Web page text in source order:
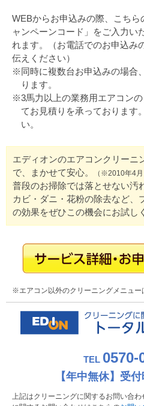
WEBからお申込みの際、こちら
ャンペーンコード」をご入力い
れます。（お電話でのお申込み
伝えください）
※同時に複数台お申込みの場合
ります。
※3馬力以上の業務用エアコン
てお見積りを承っております
い。
エディオンのエアコンクリーニ
で、まかせて安心。
（※2010年4
普段のお掃除では落とせない汚
カビ・ダニ・花粉の除去など、
の効果をぜひこの機会にお試し
※エアコン以外のクリーニングメニュー
TEL 0570-
【年中無休】受
上記はクリーニングに関するお問い合